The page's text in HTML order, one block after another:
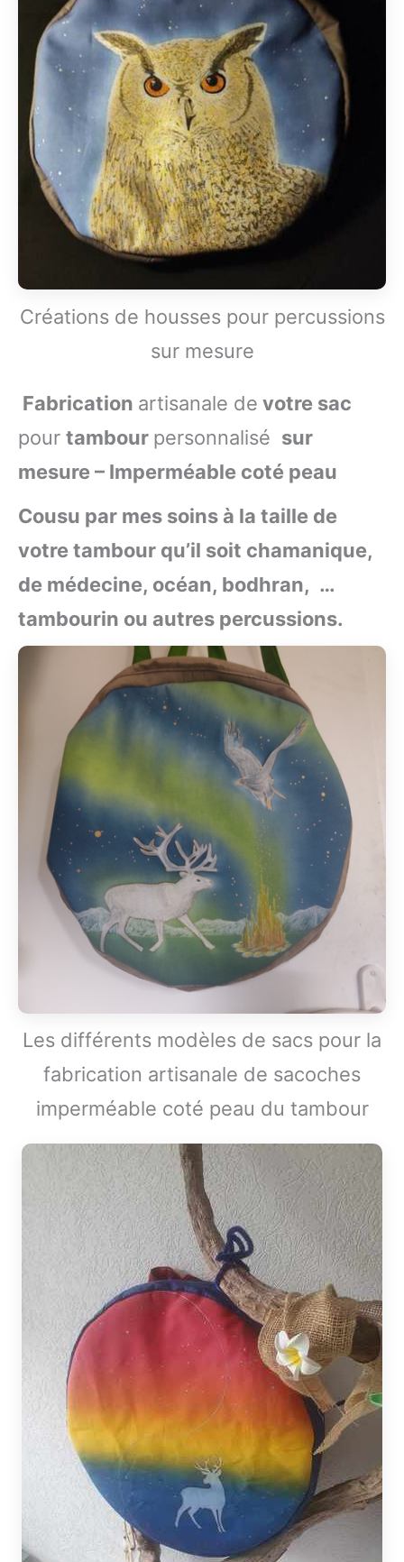
Créations de housses pour percussions
sur mesure
Fabrication artisanale de votre sac
pour tambour personnalisé sur
mesure – Imperméable coté peau
Cousu par mes soins à la taille de
votre tambour qu’il soit chamanique,
de médecine, océan, bodhran, …
tambourin ou autres percussions.
Les différents modèles de sacs pour la
fabrication artisanale de sacoches
imperméable coté peau du tambour